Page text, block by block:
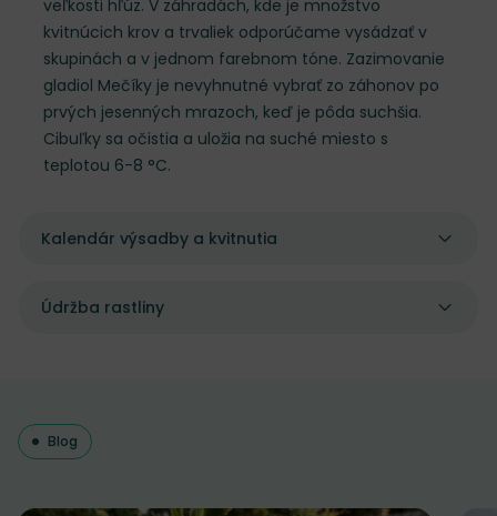
veľkosti hľúz. V záhradách, kde je množstvo
kvitnúcich krov a trvaliek odporúčame vysádzať v
skupinách a v jednom farebnom tóne. Zazimovanie
gladiol Mečíky je nevyhnutné vybrať zo záhonov po
prvých jesenných mrazoch, keď je pôda suchšia.
Cibuľky sa očistia a uložia na suché miesto s
teplotou 6-8 °C.
Kalendár výsadby a kvitnutia
Údržba rastliny
Blog